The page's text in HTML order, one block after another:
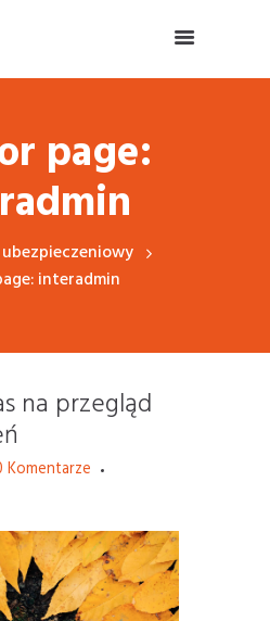
page:
interadmin
na przegląd
Komentarze